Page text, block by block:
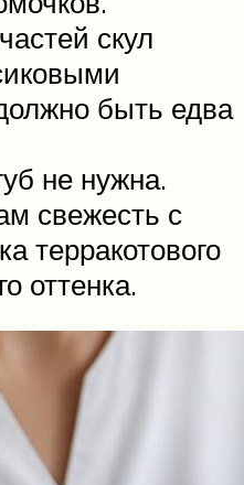
скул
быть едва
не нужна.
свежесть с
терракотового
оттенка.